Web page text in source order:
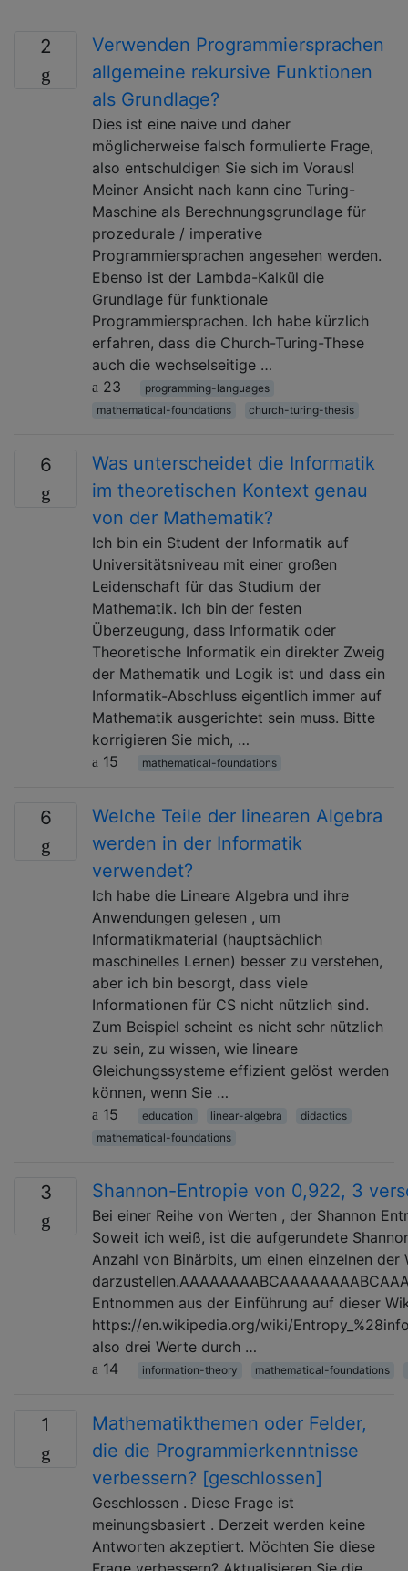
2
Verwenden Programmiersprachen
allgemeine rekursive Funktionen
als Grundlage?
Dies ist eine naive und daher
möglicherweise falsch formulierte Frage,
also entschuldigen Sie sich im Voraus!
Meiner Ansicht nach kann eine Turing-
Maschine als Berechnungsgrundlage für
prozedurale / imperative
Programmiersprachen angesehen werden.
Ebenso ist der Lambda-Kalkül die
Grundlage für funktionale
Programmiersprachen. Ich habe kürzlich
erfahren, dass die Church-Turing-These
auch die wechselseitige …
23
programming-languages
mathematical-foundations
church-turing-thesis
6
Was unterscheidet die Informatik
im theoretischen Kontext genau
von der Mathematik?
Ich bin ein Student der Informatik auf
Universitätsniveau mit einer großen
Leidenschaft für das Studium der
Mathematik. Ich bin der festen
Überzeugung, dass Informatik oder
Theoretische Informatik ein direkter Zweig
der Mathematik und Logik ist und dass ein
Informatik-Abschluss eigentlich immer auf
Mathematik ausgerichtet sein muss. Bitte
korrigieren Sie mich, …
15
mathematical-foundations
6
Welche Teile der linearen Algebra
werden in der Informatik
verwendet?
Ich habe die Lineare Algebra und ihre
Anwendungen gelesen , um
Informatikmaterial (hauptsächlich
maschinelles Lernen) besser zu verstehen,
aber ich bin besorgt, dass viele
Informationen für CS nicht nützlich sind.
Zum Beispiel scheint es nicht sehr nützlich
zu sein, zu wissen, wie lineare
Gleichungssysteme effizient gelöst werden
können, wenn Sie …
15
education linear-algebra
didactics
mathematical-foundations
3 Shannon-Entropie von 0,922, 3
Bei einer Reihe von Werten , der Shannon
Soweit ich weiß, ist die aufgerundete
Anzahl von Binärbits, um einen einzelnen der
Entnommen aus der Einführung auf dieser
https://en.wikipedia.org/wiki/
also drei Werte durch …
14
information-theory mathematical-foundations
1
Mathematikthemen oder Felder,
die die Programmierkenntnisse
verbessern? [geschlossen]
Geschlossen . Diese Frage ist
meinungsbasiert . Derzeit werden keine
Antworten akzeptiert. Möchten Sie diese